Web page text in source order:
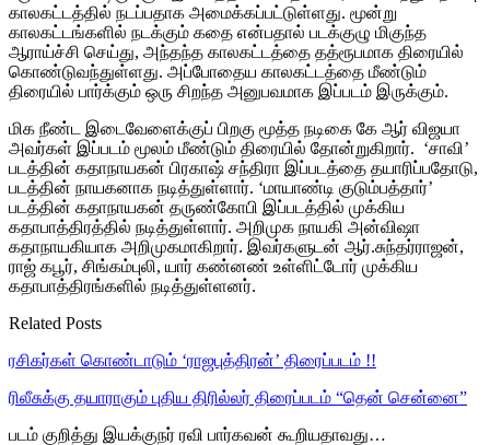
காலகட்டத்தில் நடப்பதாக அமைக்கப்பட்டுள்ளது. மூன்று
காலகட்டங்களில் நடக்கும் கதை என்பதால் படக்குழு மிகுந்த
ஆராய்ச்சி செய்து, அந்தந்த காலகட்டத்தை தத்ரூபமாக திரையில்
கொண்டுவந்துள்ளது. அப்போதைய காலகட்டத்தை மீண்டும்
திரையில் பார்க்கும் ஒரு சிறந்த அனுபவமாக இப்படம் இருக்கும்.
மிக நீண்ட இடைவேளைக்குப் பிறகு மூத்த நடிகை கே ஆர் விஜயா
அவர்கள் இப்படம் மூலம் மீண்டும் திரையில் தோன்றுகிறார். ‘சாவி’
படத்தின் கதாநாயகன் பிரகாஷ் சந்திரா இப்படத்தை தயாரிப்பதோடு,
படத்தின் நாயகனாக நடித்துள்ளார். ‘மாயாண்டி குடும்பத்தார்’
படத்தின் கதாநாயகன் தருண்கோபி இப்படத்தில் முக்கிய
கதாபாத்திரத்தில் நடித்துள்ளார். அறிமுக நாயகி அன்விஷா
கதாநாயகியாக அறிமுகமாகிறார். இவர்களுடன் ஆர்.சுந்தர்ராஜன்,
ராஜ் கபூர், சிங்கம்புலி, யார் கண்னண் உள்ளிட்டோர் முக்கிய
கதாபாத்திரங்களில் நடித்துள்ளனர்.
Related Posts
ரசிகர்கள் கொண்டாடும் ‘ராஜபுத்திரன்’ திரைப்படம் !!
ரிலீசுக்கு தயாராகும் புதிய திரில்லர் திரைப்படம் “தென் சென்னை”
படம் குறித்து இயக்குநர் ரவி பார்கவன் கூறியதாவது…